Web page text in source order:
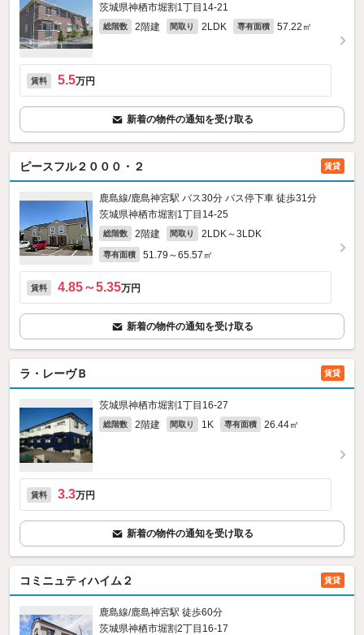
茨城県神栖市堀割1丁目14-21
総階数 2階建 間取り 2LDK 専有面積 57.22㎡
賃料 5.5万円
新着の物件の通知を受け取る
ピースフル２０００・２ 賃貸
鹿島線/鹿島神宮駅 バス30分 バス停下車 徒歩31分
茨城県神栖市堀割1丁目14-25
総階数 2階建 間取り 2LDK～3LDK
専有面積 51.79～65.57㎡
賃料 4.85～5.35万円
新着の物件の通知を受け取る
ラ・レーヴＢ 賃貸
茨城県神栖市堀割1丁目16-27
総階数 2階建 間取り 1K 専有面積 26.44㎡
賃料 3.3万円
新着の物件の通知を受け取る
コミニュティハイム２ 賃貸
鹿島線/鹿島神宮駅 徒歩60分
茨城県神栖市堀割2丁目16-17